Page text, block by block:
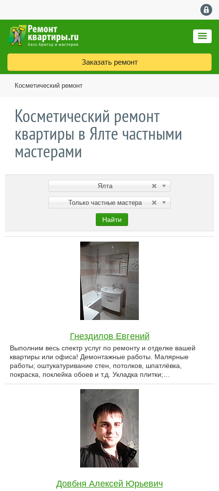
Заказать ремонт
Косметический ремонт
Косметический ремонт
квартиры в Ялте частными
мастерами
Ялта
Только частные мастера
Найти
Гнездилов Евгений
Выполним весь спектр услуг по ремонту и отделке вашей
квартиры или офиса! Демонтажные работы. Малярные
работы; оштукатуривание стен, потолков, шпатлёвка,
покраска, поклейка обоев и т.д. Укладка плитки;…
Довбня Алексей Юрьевич